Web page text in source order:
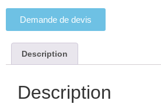
Demande de devis
Description
Description